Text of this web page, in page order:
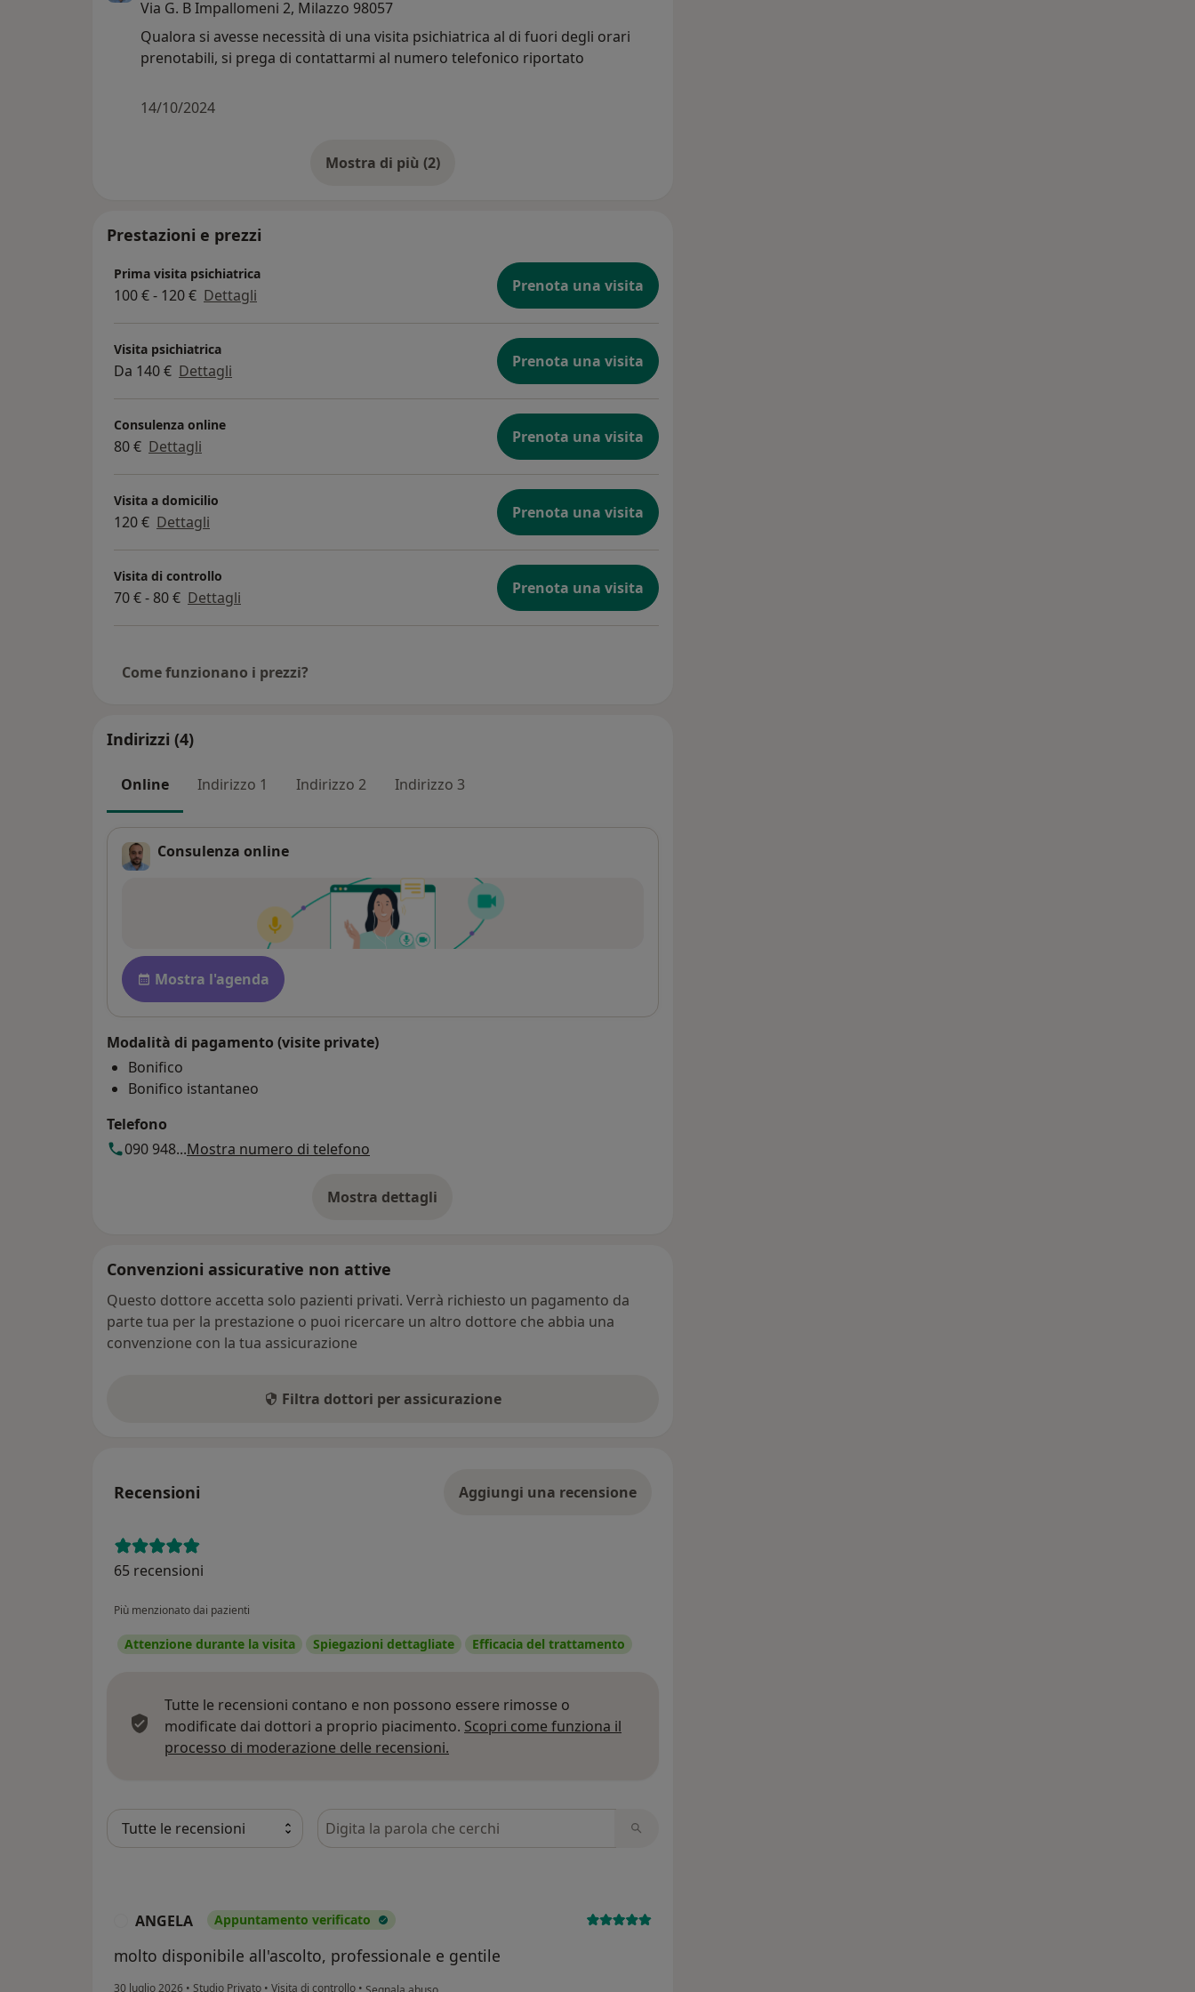
Via G. B Impallomeni 2, Milazzo 98057
Qualora si avesse necessità di una visita psichiatrica al di fuori degli orari
prenotabili, si prega di contattarmi al numero telefonico riportato
14/10/2024
Mostra di più (2)
Prestazioni e prezzi
Prima visita psichiatrica
100 € - 120 € Dettagli Prenota una visita
Visita psichiatrica
Da 140 € Dettagli Prenota una visita
Consulenza online
80 € Dettagli Prenota una visita
Visita a domicilio
120 € Dettagli Prenota una visita
Visita di controllo
70 € - 80 € Dettagli Prenota una visita
Come funzionano i prezzi?
Indirizzi (4)
Online Indirizzo 1 Indirizzo 2 Indirizzo 3
Consulenza online
Disponibilità
Mostra l'agenda
Modalità di pagamento (visite private)
Bonifico
Bonifico istantaneo
Telefono
090 948...Mostra numero di telefono
Mostra dettagli
sull'indirizzo
Convenzioni assicurative non attive
Questo dottore accetta solo pazienti privati. Verrà richiesto un pagamento da
parte tua per la prestazione o puoi ricercare un altro dottore che abbia una
convenzione con la tua assicurazione
Filtra dottori per assicurazione
Recensioni Aggiungi una recensione
65 recensioni
Più menzionato dai pazienti
Attenzione durante la visita Spiegazioni dettagliate Efficacia del trattamento
Tutte le recensioni contano e non possono essere rimosse o
modificate dai dottori a proprio piacimento. Scopri come funziona il
processo di moderazione delle recensioni.
Cerca nelle recensioni
ANGELA Appuntamento verificato
molto disponibile all'ascolto, professionale e gentile
30 luglio 2026 • Studio Privato • Visita di controllo • secondo l'opinione dell'utente ANGELA